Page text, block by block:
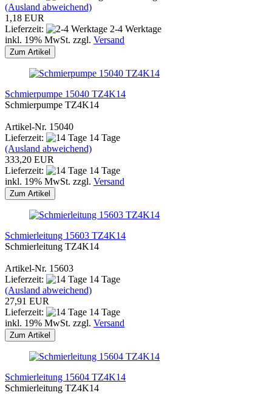
(Ausland abweichend)
1,18 EUR
Lieferzeit:
2-4 Werktage
inkl. 19% MwSt. zzgl. Versand
Zum Artikel
Schmierpumpe 15040 TZ4K14
Schmierpumpe TZ4K14
Artikel-Nr. 15040
Lieferzeit:
14 Tage
(Ausland abweichend)
333,20 EUR
Lieferzeit:
14 Tage
inkl. 19% MwSt. zzgl. Versand
Zum Artikel
Schmierleitung 15603 TZ4K14
Schmierleitung TZ4K14
Artikel-Nr. 15603
Lieferzeit:
14 Tage
(Ausland abweichend)
27,91 EUR
Lieferzeit:
14 Tage
inkl. 19% MwSt. zzgl. Versand
Zum Artikel
Schmierleitung 15604 TZ4K14
Schmierleitung TZ4K14